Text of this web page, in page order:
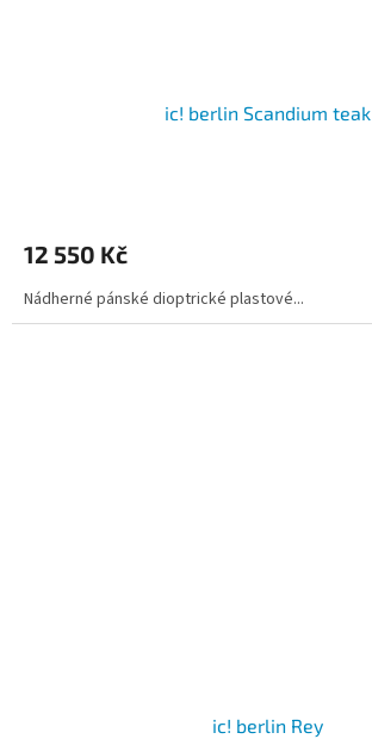
ic! berlin Scandium teak
12 550 Kč
Nádherné pánské dioptrické plastové...
ic! berlin Rey